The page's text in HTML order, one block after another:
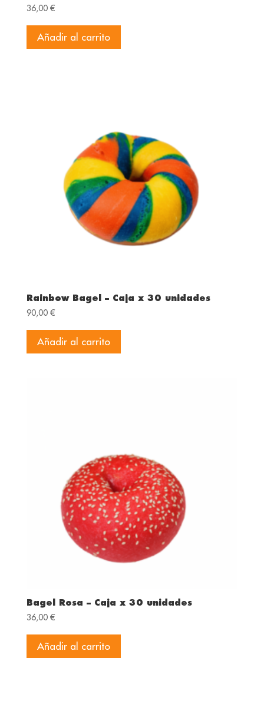
36,00 €
Añadir al carrito
Rainbow Bagel – Caja x 30 unidades
90,00 €
Añadir al carrito
Bagel Rosa – Caja x 30 unidades
36,00 €
Añadir al carrito